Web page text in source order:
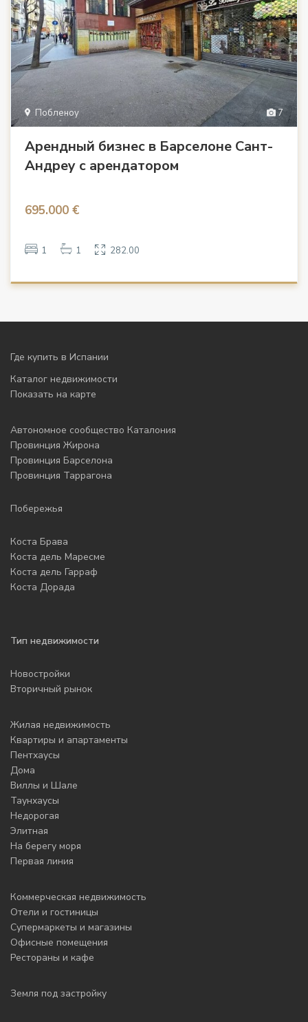
7
Побленоу
Арендный бизнес в Барселоне Сант-
Андреу с арендатором
695.000 €
1 1 282.00
Где купить в Испании
Каталог недвижимости
Показать на карте
Автономное сообщество Каталония
Провинция Жирона
Провинция Барселона
Провинция Таррагона
Побережья
Коста Брава
Коста дель Маресме
Коста дель Гарраф
Коста Дорада
Тип недвижимости
Новостройки
Вторичный рынок
Жилая недвижимость
Квартиры и апартаменты
Пентхаусы
Дома
Виллы и Шале
Таунхаусы
Недорогая
Элитная
На берегу моря
Первая линия
Коммерческая недвижимость
Отели и гостиницы
Супермаркеты и магазины
Офисные помещения
Рестораны и кафе
Земля под застройку